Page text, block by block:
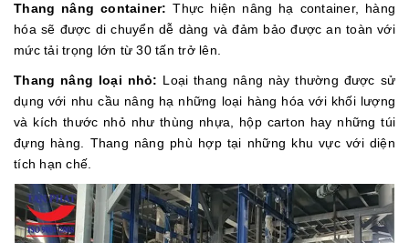
Thang nâng container:Thực hiện nâng hạ container, hàng
hóa sẽ được di chuyển dễ dàng và đảm bảo được an toàn với
mức tải trọng lớn từ 30 tấn trở lên.
Thang nâng loại nhỏ: Loại thang nâng này thường được sử
dụng với nhu cầu nâng hạ những loại hàng hóa với khối lượng
và kích thước nhỏ như thùng nhựa, hộp carton hay những túi
đựng hàng. Thang nâng phù hợp tại những khu vực với diện
tích hạn chế.